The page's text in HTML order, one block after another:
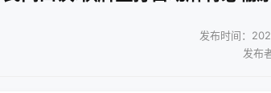
发布时间：
发布